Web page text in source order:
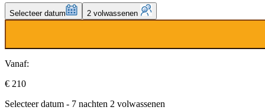
Selecteer datum 2 volwassenen
Vanaf:
€ 210
Selecteer datum - 7 nachten 2 volwassenen